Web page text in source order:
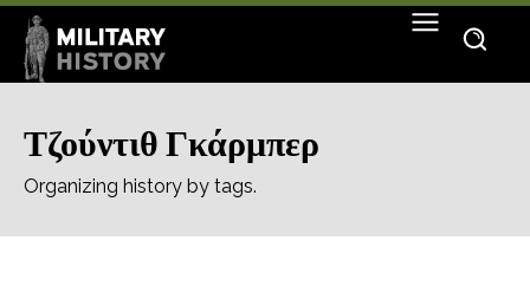
Τζούντιθ Γκάρμπερ
Organizing history by tags.